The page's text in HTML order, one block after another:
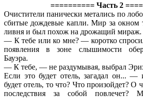
========== Часть 2
Очистители панически метались по
сбитые дождевые капли. Мир за окном
ливня и был похож на дрожащий мираж.
— К тебе или ко мне? — коротко
появления в зоне слышимости
Бауэра.
— К тебе, — не раздумывая, выбрал
Если это будет отель, загадал он... —
будет отель, то что? Что произойдет? О
последствия за собой повлечет?